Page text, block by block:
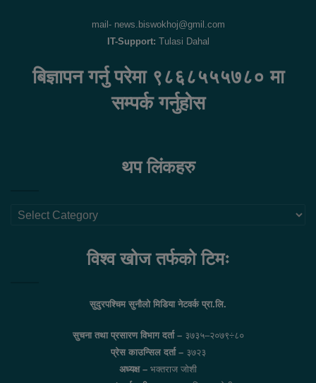
mail- news.biswokhoj@gmil.com
IT-Support: Tulasi Dahal
बिज्ञापन गर्नु परेमा ९८६८५५५७८० मा
सम्पर्क गर्नुहोस
थप लिंकहरु
थप
विश्व खोज तर्फको टिमः
सुदुरपश्चिम सुनौलो मिडिया नेटवर्क प्रा.लि.
सुचना तथा प्रसारण विभाग दर्ता – ३७३५–२०७९÷८०
प्रेस काउन्सिल दर्ता – ३७२३
अध्यक्ष – भक्तराज जोशी